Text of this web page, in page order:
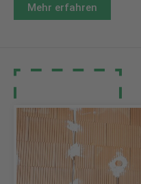
Mehr erfahren